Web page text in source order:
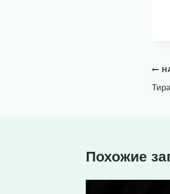
по
Похожие